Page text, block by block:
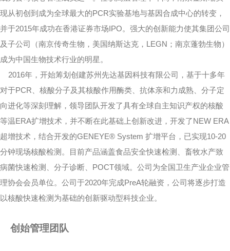
现从初创到成为全球最大的PCR实验基地与基因合成中心的转变，
并于2015年成功在香港证券市场IPO。强大的创新能力使其集团公司
及子公司（南京传奇生物，美国纳斯达克，LEGN；南京蓬勃生物）
成为中国生物技术行业的明星。
2016年，开始筹划创建苏州先达基因科技有限公司，基于十多年
对于PCR、核酸分子及其核酸作用酶类、抗体亲和力成熟、分子定
向进化等深刻理解，领导团队开发了具有全球自主知识产权的核酸
等温ERA扩增技术，并不断在此基础上创新改进，开发了NEW ERA
超增技术，结合开发的GENEYE® System 扩增平台，已实现10-20
分钟现场核酸检测。目前产品涵盖食品安全快速检测、畜牧水产致
病菌快速检测、分子诊断、POCT领域。公司为全国卫生产业企业管
理协会会员单位。公司于2020年完成PreA轮融资，公司将逐步打造
以核酸快速检测为基础的创新驱动型科技企业。
创始管理团队